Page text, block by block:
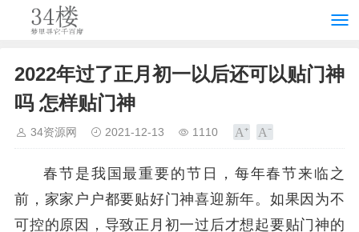
2022年过了正月初一以后还可以贴门神
吗 怎样贴门神
34资源网 2021-12-13 1110
春节是我国最重要的节日，每年春节来临之
前，家家户户都要贴好门神喜迎新年。如果因为不
可控的原因，导致正月初一过后才想起要贴门神的